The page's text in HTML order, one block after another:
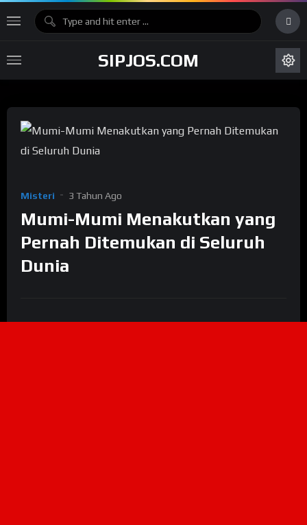
SIPJOS.COM
Misteri 3 Tahun Ago
Mumi-Mumi Menakutkan yang
Pernah Ditemukan di Seluruh
Dunia